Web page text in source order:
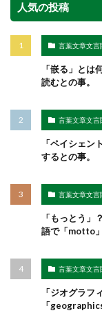
人気の投稿
言葉文章文言
「嵌る」とは
読むとの事。
言葉文章文言
「ペイシェ
するとの事。
言葉文章文言
「もっとう」
語で「motto
言葉文章文言
「ジオグラフ
「